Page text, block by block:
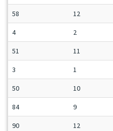
58 12
4 2
51 11
3 1
50 10
84 9
90 12